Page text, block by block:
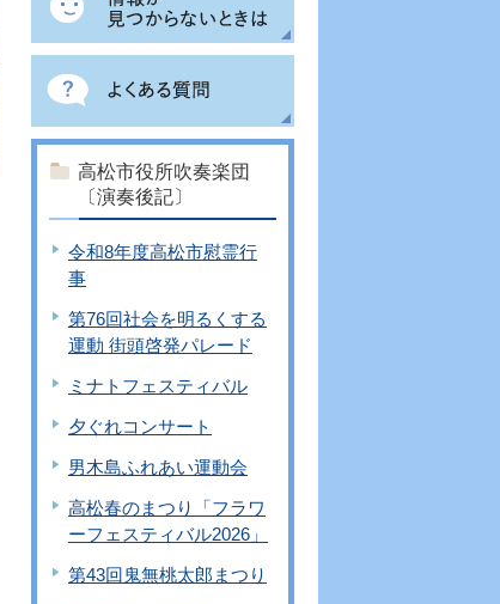
高松市役所吹奏楽団
〔演奏後記〕
令和8年度高松市慰霊行
事
第76回社会を明るくする
運動 街頭啓発パレード
ミナトフェスティバル
夕ぐれコンサート
男木島ふれあい運動会
高松春のまつり「フラワ
ーフェスティバル2026」
第43回鬼無桃太郎まつり